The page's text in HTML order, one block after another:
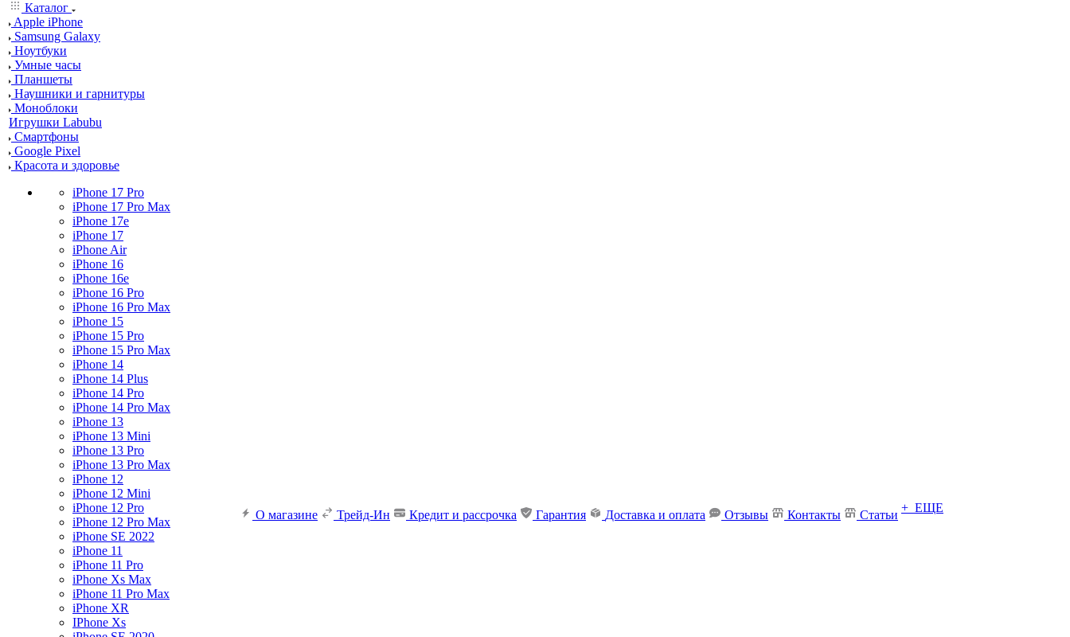
Каталог
Apple iPhone
Samsung Galaxy
Ноутбуки
Умные часы
Планшеты
Наушники и гарнитуры
Моноблоки
Игрушки Labubu
Смартфоны
Google Pixel
Красота и здоровье
iPhone 17 Pro
iPhone 17 Pro Max
iPhone 17e
iPhone 17
iPhone Air
iPhone 16
iPhone 16e
iPhone 16 Pro
iPhone 16 Pro Max
iPhone 15
iPhone 15 Pro
iPhone 15 Pro Max
iPhone 14
iPhone 14 Plus
iPhone 14 Pro
iPhone 14 Pro Max
iPhone 13
iPhone 13 Mini
iPhone 13 Pro
iPhone 13 Pro Max
iPhone 12
iPhone 12 Mini
iPhone 12 Pro
iPhone 12 Pro Max
iPhone SE 2022
iPhone 11
iPhone 11 Pro
iPhone Xs Max
iPhone 11 Pro Max
iPhone XR
IPhone Xs
О магазине Трейд-Ин Кредит и рассрочка Гарантия Доставка и оплата Отзывы Контакты Статьи
+ ЕЩЕ